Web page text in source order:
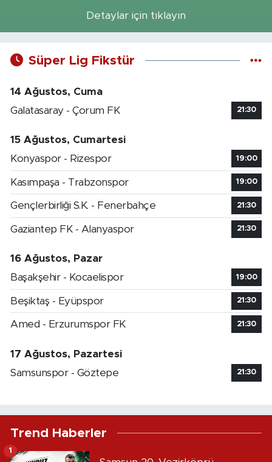
Detaylar için tıklayın
Süper Lig Fikstür
14 Ağustos, Cuma
Galatasaray - Çorum FK
21:30
15 Ağustos, Cumartesi
Konyaspor - Rizespor
19:00
Kasımpaşa - Trabzonspor 19:00
Gençlerbirliği S.K. - Fenerbahçe 21:30
Gaziantep FK - Alanyaspor 21:30
16 Ağustos, Pazar
Başakşehir - Kocaelispor
19:00
Beşiktaş - Eyüpspor 21:30
Amed - Erzurumspor FK 21:30
17 Ağustos, Pazartesi
Samsunspor - Göztepe
21:30
Trend Haberler
1